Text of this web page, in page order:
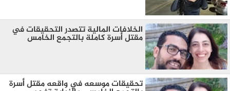
الخلافات المالية تتصدر التحقيقات في
مقتل أسرة كاملة بالتجمع الخامس
تحقيقات موسعه في واقعه مقتل أسرة